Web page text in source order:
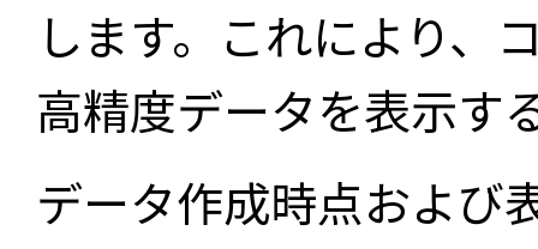
します。これにより、
高精度データを表示す
データ作成時点および